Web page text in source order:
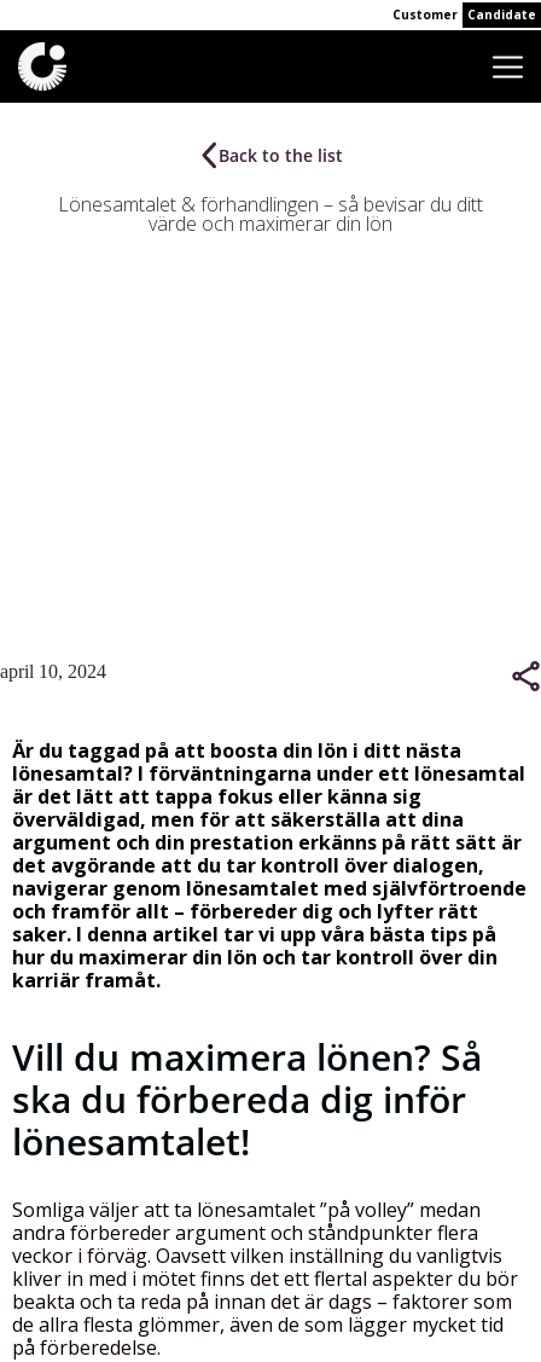
Customer Candidate
Back to the list
Lönesamtalet & förhandlingen – så bevisar du ditt
värde och maximerar din lön
april 10, 2024
Är du taggad på att boosta din lön i ditt nästa
lönesamtal? I förväntningarna under ett lönesamtal
är det lätt att tappa fokus eller känna sig
överväldigad, men för att säkerställa att dina
argument och din prestation erkänns på rätt sätt är
det avgörande att du tar kontroll över dialogen,
navigerar genom lönesamtalet med självförtroende
och framför allt – förbereder dig och lyfter rätt
saker. I denna artikel tar vi upp våra bästa tips på
hur du maximerar din lön och tar kontroll över din
karriär framåt.
Vill du maximera lönen? Så
ska du förbereda dig inför
lönesamtalet!
Somliga väljer att ta lönesamtalet ”på volley” medan
andra förbereder argument och ståndpunkter flera
veckor i förväg. Oavsett vilken inställning du vanligtvis
kliver in med i mötet finns det ett flertal aspekter du bör
beakta och ta reda på innan det är dags – faktorer som
de allra flesta glömmer, även de som lägger mycket tid
på förberedelse.